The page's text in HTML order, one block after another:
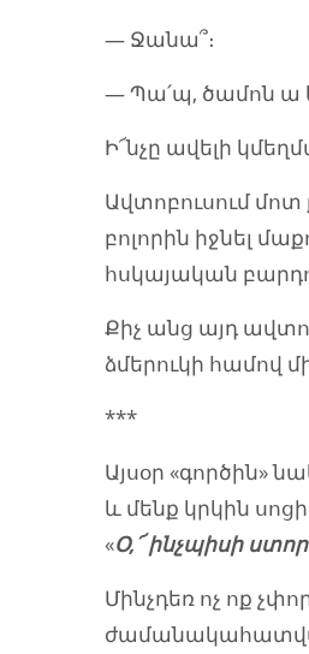
— Ջանա՞։
— Պա՛պ, ծամոն ա
Ի՜նչը ավելի
Ավտոբուսում
բոլորին իջնել
հսկայական
Քիչ անց այդ
ձմերուկի համով
***
Այսօր «գործին»
և մենք կրկին
«Օ,՜ ինչպիսի
Մինչդեռ ոչ ոք